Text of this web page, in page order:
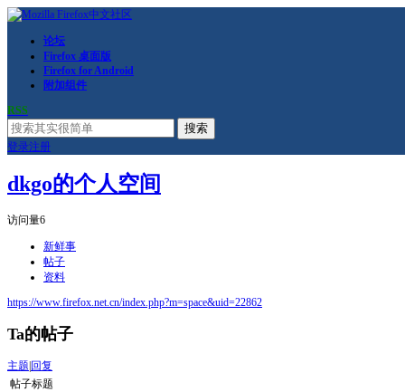
论坛
Firefox 桌面版
Firefox for Android
附加组件
RSS
搜索
登录注册
dkgo的个人空间
访问量6
新鲜事
帖子
资料
https://www.firefox.net.cn/index.php?m=space&uid=22862
Ta的帖子
主题 回复
帖子标题